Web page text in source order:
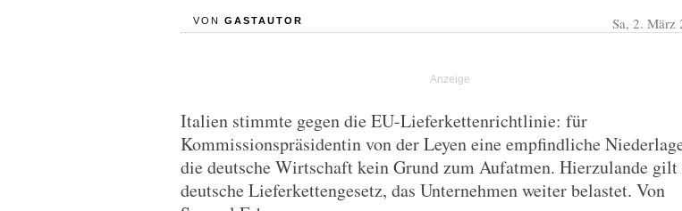
VON GASTAUTOR Sa, 2. März
Italien stimmte gegen die EU-Lieferkettenrichtlinie: für
Kommissionspräsidentin von der Leyen eine empfindliche
die deutsche Wirtschaft kein Grund zum Aufatmen. Hierzulande gilt
deutsche Lieferkettengesetz, das Unternehmen weiter belastet. Von